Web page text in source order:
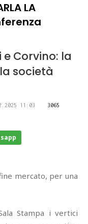
LA
Corvino: la
società
11:03
3065
mercato, per una
Stampa i vertici